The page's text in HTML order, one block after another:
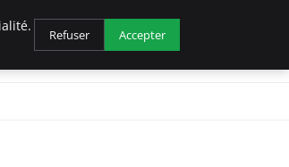
Refuser Accepter